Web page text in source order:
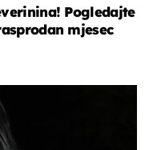
Pogledajte
mjesec